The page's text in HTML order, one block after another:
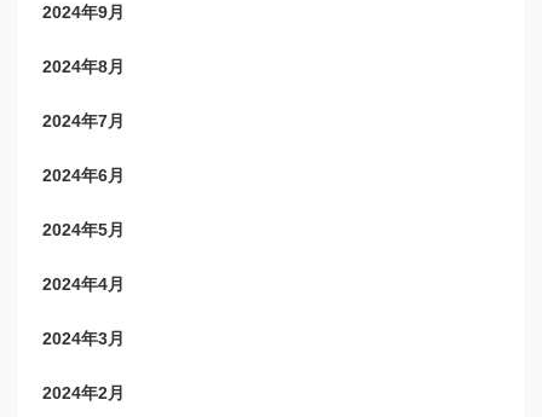
2024年9月
2024年8月
2024年7月
2024年6月
2024年5月
2024年4月
2024年3月
2024年2月